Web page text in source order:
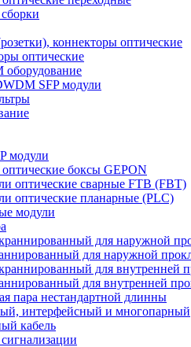
коннекторы оптические
оптические
SFP модули
модули
боксы GEPON
оптические сварные FTB (FBT)
оптические планарные (PLC)
модули
для наружной
для наружной
для внутренней
для внутренней
пара нестандартной длинны
интерфейсный и многопарный
кабель